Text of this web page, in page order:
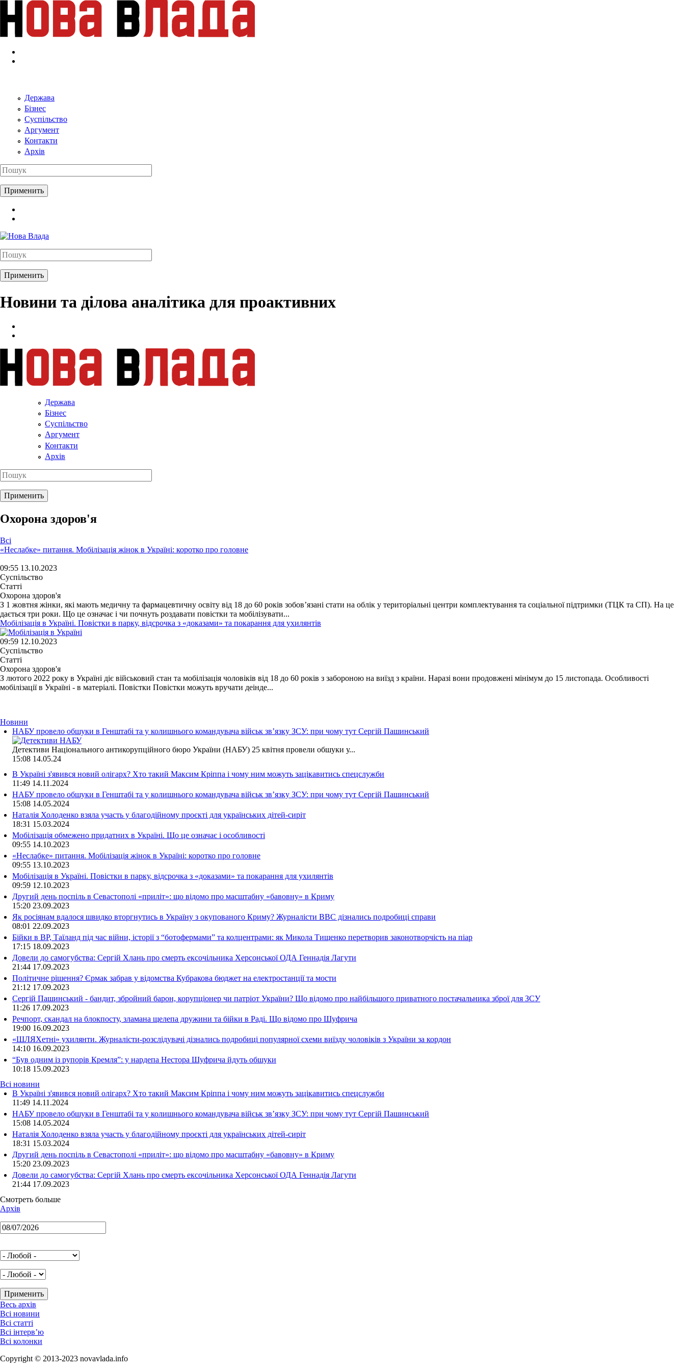
Перейти к основному содержанию
Держава
Бізнес
Суспільство
Аргумент
Контакти
Архів
Новини та ділова аналітика для проактивних
Держава
Бізнес
Суспільство
Аргумент
Контакти
Архів
Охорона здоров'я
Всі
«Неслабке» питання. Мобілізація жінок в Україні: коротко про головне
09:55 13.10.2023
Суспільство
Статті
Охорона здоров'я
З 1 жовтня жінки, які мають медичну та фармацевтичну освіту від 18 до 60 років зобов’язані стати на облік у територіальні центри комплектування та соціальної підтримки (ТЦК та СП). На це
дається три роки. Що це означає і чи почнуть роздавати повістки та мобілізувати...
Мобілізація в Україні. Повістки в парку, відсрочка з «доказами» та покарання для ухилянтів
09:59 12.10.2023
Суспільство
Статті
Охорона здоров'я
З лютого 2022 року в Україні діє військовий стан та мобілізація чоловіків від 18 до 60 років з забороною на виїзд з країни. Наразі вони продовжені мінімум до 15 листопада. Особливості
мобілізації в Україні - в матеріалі. Повістки Повістки можуть вручати деінде...
Новини
НАБУ провело обшуки в Генштабі та у колишнього командувача військ зв’язку ЗСУ: при чому тут Сергій Пашинський
Детективи Національного антикорупційного бюро України (НАБУ) 25 квітня провели обшуки у...
15:08 14.05.24
В Україні з'явився новий олігарх? Хто такий Максим Кріппа і чому ним можуть зацікавитись спецслужби
11:49 14.11.2024
НАБУ провело обшуки в Генштабі та у колишнього командувача військ зв’язку ЗСУ: при чому тут Сергій Пашинський
15:08 14.05.2024
Наталія Холоденко взяла участь у благодійному проєкті для українських дітей-сиріт
18:31 15.03.2024
Мобілізація обмежено придатних в Україні. Що це означає і особливості
09:55 14.10.2023
«Неслабке» питання. Мобілізація жінок в Україні: коротко про головне
09:55 13.10.2023
Мобілізація в Україні. Повістки в парку, відсрочка з «доказами» та покарання для ухилянтів
09:59 12.10.2023
Другий день поспіль в Севастополі «приліт»: що відомо про масштабну «бавовну» в Криму
15:20 23.09.2023
Як росіянам вдалося швидко вторгнутись в Україну з окупованого Криму? Журналісти ВВС дізнались подробиці справи
08:01 22.09.2023
Бійки в ВР, Таїланд під час війни, історії з “ботофермами” та колцентрами: як Микола Тищенко перетворив законотворчість на піар
17:15 18.09.2023
Довели до самогубства: Сергій Хлань про смерть ексочільника Херсонської ОДА Геннадія Лагути
21:44 17.09.2023
Політичне рішення? Єрмак забрав у відомства Кубракова бюджет на електростанції та мости
21:12 17.09.2023
Сергій Пашинський - бандит, збройний барон, корупціонер чи патріот України? Що відомо про найбільшого приватного постачальника зброї для ЗСУ
11:26 17.09.2023
Речпорт, скандал на блокпосту, зламана щелепа дружини та бійки в Раді. Що відомо про Шуфрича
19:00 16.09.2023
«ШЛЯХетні» ухилянти. Журналісти-розслідувачі дізнались подробиці популярної схеми виїзду чоловіків з України за кордон
14:10 16.09.2023
“Був одним із рупорів Кремля”: у нардепа Нестора Шуфрича йдуть обшуки
10:18 15.09.2023
Всі новини
В Україні з'явився новий олігарх? Хто такий Максим Кріппа і чому ним можуть зацікавитись спецслужби
11:49 14.11.2024
НАБУ провело обшуки в Генштабі та у колишнього командувача військ зв’язку ЗСУ: при чому тут Сергій Пашинський
15:08 14.05.2024
Наталія Холоденко взяла участь у благодійному проєкті для українських дітей-сиріт
18:31 15.03.2024
Другий день поспіль в Севастополі «приліт»: що відомо про масштабну «бавовну» в Криму
15:20 23.09.2023
Довели до самогубства: Сергій Хлань про смерть ексочільника Херсонської ОДА Геннадія Лагути
21:44 17.09.2023
Смотреть больше
Архів
Весь архів
Всі новини
Всі статті
Всі інтерв’ю
Всі колонки
Copyright © 2013-2023 novavlada.info